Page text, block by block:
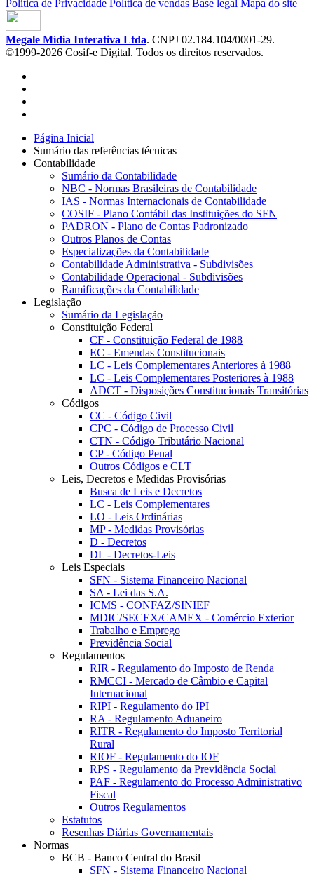
Política de Privacidade Política de vendas Base legal Mapa do site
Megale Mídia Interativa Ltda. CNPJ 02.184.104/0001-29.
©1999-2026 Cosif-e Digital. Todos os direitos reservados.
Página Inicial
Sumário das referências técnicas
Contabilidade
Sumário da Contabilidade
NBC - Normas Brasileiras de Contabilidade
IAS - Normas Internacionais de Contabilidade
COSIF - Plano Contábil das Instituições do SFN
PADRON - Plano de Contas Padronizado
Outros Planos de Contas
Especializações da Contabilidade
Contabilidade Administrativa - Subdivisões
Contabilidade Operacional - Subdivisões
Ramificações da Contabilidade
Legislação
Sumário da Legislação
Constituição Federal
CF - Constituição Federal de 1988
EC - Emendas Constitucionais
LC - Leis Complementares Anteriores à 1988
LC - Leis Complementares Posteriores à 1988
ADCT - Disposições Constitucionais Transitórias
Códigos
CC - Código Civil
CPC - Código de Processo Civil
CTN - Código Tributário Nacional
CP - Código Penal
Outros Códigos e CLT
Leis, Decretos e Medidas Provisórias
Busca de Leis e Decretos
LC - Leis Complementares
LO - Leis Ordinárias
MP - Medidas Provisórias
D - Decretos
DL - Decretos-Leis
Leis Especiais
SFN - Sistema Financeiro Nacional
SA - Lei das S.A.
ICMS - CONFAZ/SINIEF
MDIC/SECEX/CAMEX - Comércio Exterior
Trabalho e Emprego
Previdência Social
Regulamentos
RIR - Regulamento do Imposto de Renda
RMCCI - Mercado de Câmbio e Capital
Internacional
RIPI - Regulamento do IPI
RA - Regulamento Aduaneiro
RITR - Regulamento do Imposto Territorial
Rural
RIOF - Regulamento do IOF
RPS - Regulamento da Previdência Social
PAF - Regulamento do Processo Administrativo
Fiscal
Outros Regulamentos
Estatutos
Resenhas Diárias Governamentais
Normas
BCB - Banco Central do Brasil
SFN - Sistema Financeiro Nacional